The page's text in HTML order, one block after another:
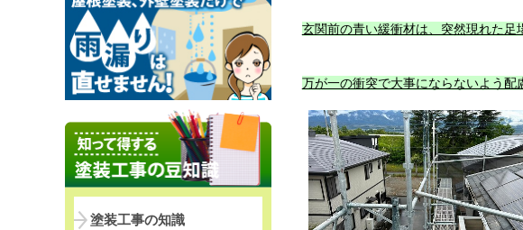
玄関前の青い緩衝材は、突然現れた足
万が一の衝突で大事にならないよう配
塗装工事の知識